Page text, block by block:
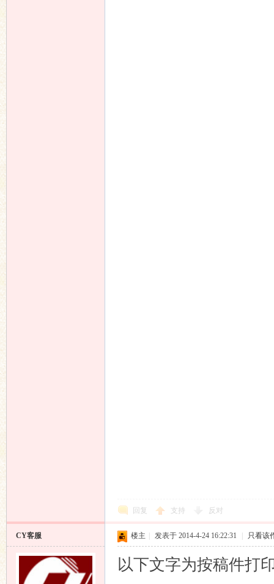
回复 支持 反对
CY客服 楼主 发表于 2014-4-24 16:22:31 只看该
以下文字为按稿件打